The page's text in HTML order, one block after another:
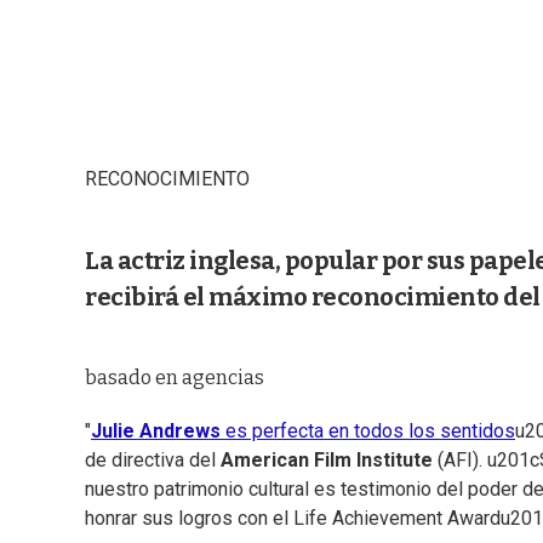
RECONOCIMIENTO
La actriz inglesa, popular por sus
recibirá el máximo reconocimiento
basado en agencias
"Julie Andrews es perfecta en todos los sentidos
de directiva del American Film Institute (AFI).
nuestro patrimonio cultural es testimonio del poder
honrar sus logros con el Life Achievement